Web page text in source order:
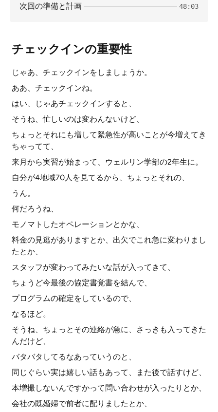
次回の準備と計画 48:03
チェックインの重要性
じゃあ、チェックインをしましょうか。
ああ、チェックインね。
はい、じゃあチェックインすると、
そうね、忙しいのは変わんないけど、
ちょっとそれにも増して緊急性が高いことが今増えてき
ちゃってて、
来月から実習が始まって、ウェルリン学部の2年生に。
自分が4地域70人を見てるから、ちょっとそれの、
うん。
何だろうね、
モノマトしたオペレーションとかな、
料金の見逃がありますとか、出欠でこれ急に変わりまし
たとか、
スタッフが変わってみたいな話が入ってきて、
ちょうど今最後の協定書覚書を結んで、
プログラムの確定をしているので、
なるほど。
そうね、ちょっとその連絡が急に、さっきも入ってきた
んだけど、
バタバタしてるなあっていうのと、
同じぐらい実は嬉しい話もあって、また後で話すけど、
本増撮しないんですかって問い合わせが入ったりとか、
会社の既婚婦で前者に配りましたとか、